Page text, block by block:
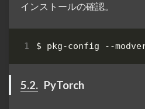
インストールの確認。
5.2. PyTorch